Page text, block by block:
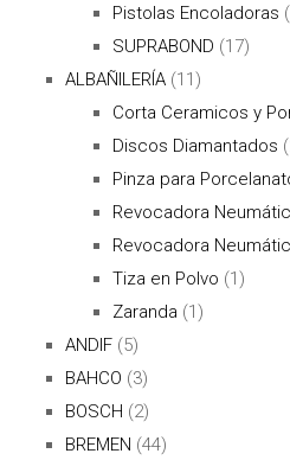
Pistolas Encoladoras
SUPRABOND (17)
ALBAÑILERÍA (11)
Corta Ceramicos y
Discos Diamantados
Pinza para
Revocadora
Revocadora
Tiza en Polvo (1)
Zaranda (1)
ANDIF (5)
BAHCO (3)
BOSCH (2)
BREMEN (44)